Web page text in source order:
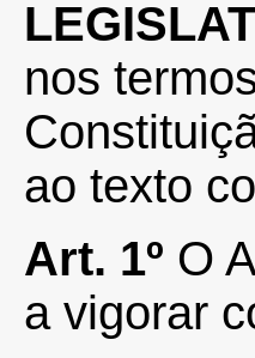
nos
ao texto
Art. 1º O
a vigorar